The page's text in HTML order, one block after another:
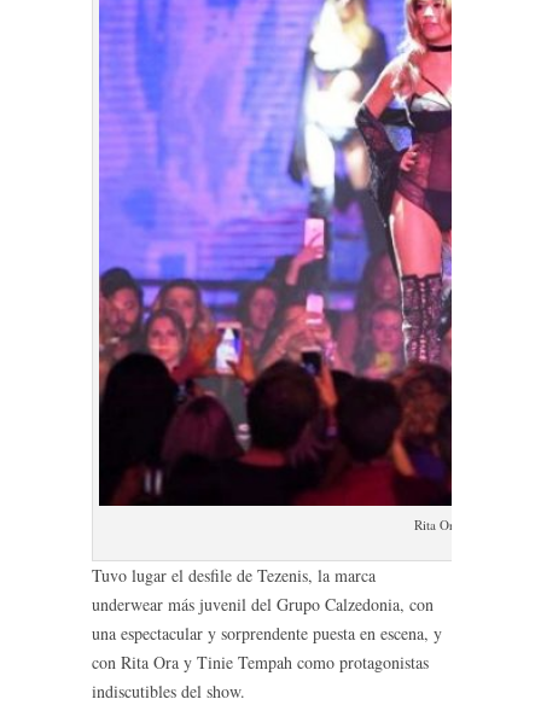
Rita OraxTezenis
Tuvo lugar el desfile de Tezenis, la marca
underwear más juvenil del Grupo Calzedonia, con
una espectacular y sorprendente puesta en escena, y
con Rita Ora y Tinie Tempah como protagonistas
indiscutibles del show.